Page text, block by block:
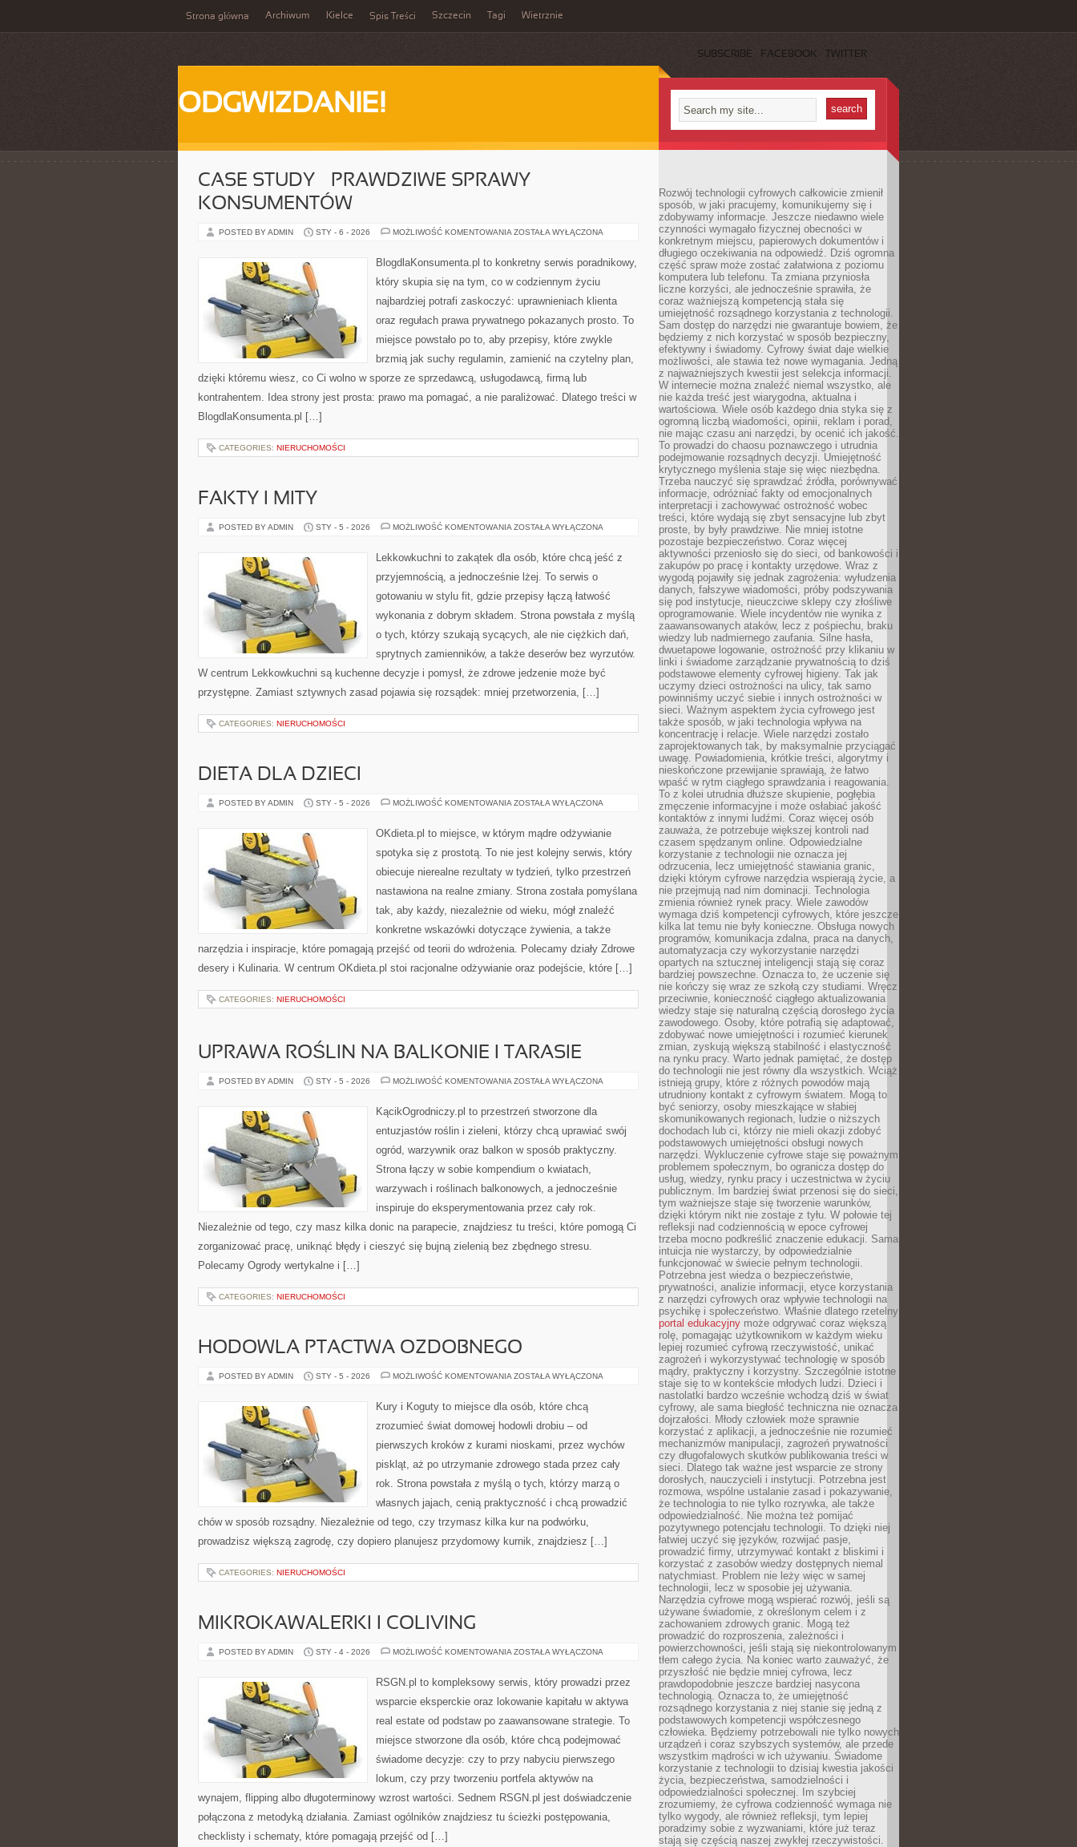
Strona główna Archiwum Kielce Spis Treści Szczecin Tagi Wietrznie
SUBSCRIBE FACEBOOK TWITTER
ODGWIZDANIE!
CASE STUDY – PRAWDZIWE SPRAWY
KONSUMENTÓW
POSTED BY ADMIN STY - 6 - 2026 MOŻLIWOŚĆ KOMENTOWANIA CASE
PRAWDZIWE
SPRAWY
ZOSTAŁA WYŁĄCZONA
BlogdlaKonsumenta.pl to konkretny serwis poradnikowy,
który skupia się na tym, co w codziennym życiu
najbardziej potrafi zaskoczyć: uprawnieniach klienta
oraz regułach prawa prywatnego pokazanych prosto. To
miejsce powstało po to, aby przepisy, które zwykle
brzmią jak suchy regulamin, zamienić na czytelny plan,
dzięki któremu wiesz, co Ci wolno w sporze ze sprzedawcą, usługodawcą, firmą lub
kontrahentem. Idea strony jest prosta: prawo ma pomagać, a nie paraliżować. Dlatego treści w
BlogdlaKonsumenta.pl […]
CATEGORIES: NIERUCHOMOŚCI
FAKTY I MITY
POSTED BY ADMIN STY - 5 - 2026 MOŻLIWOŚĆ KOMENTOWANIA FAKTY
ZOSTAŁA WYŁĄCZONA
Lekkowkuchni to zakątek dla osób, które chcą jeść z
przyjemnością, a jednocześnie lżej. To serwis o
gotowaniu w stylu fit, gdzie przepisy łączą łatwość
wykonania z dobrym składem. Strona powstała z myślą
o tych, którzy szukają sycących, ale nie ciężkich dań,
sprytnych zamienników, a także deserów bez wyrzutów.
W centrum Lekkowkuchni są kuchenne decyzje i pomysł, że zdrowe jedzenie może być
przystępne. Zamiast sztywnych zasad pojawia się rozsądek: mniej przetworzenia, […]
CATEGORIES: NIERUCHOMOŚCI
DIETA DLA DZIECI
POSTED BY ADMIN STY - 5 - 2026 MOŻLIWOŚĆ KOMENTOWANIA DIETA
ZOSTAŁA WYŁĄCZONA
OKdieta.pl to miejsce, w którym mądre odżywianie
spotyka się z prostotą. To nie jest kolejny serwis, który
obiecuje nierealne rezultaty w tydzień, tylko przestrzeń
nastawiona na realne zmiany. Strona została pomyślana
tak, aby każdy, niezależnie od wieku, mógł znaleźć
konkretne wskazówki dotyczące żywienia, a także
narzędzia i inspiracje, które pomagają przejść od teorii do wdrożenia. Polecamy działy Zdrowe
desery i Kulinaria. W centrum OKdieta.pl stoi racjonalne odżywianie oraz podejście, które […]
CATEGORIES: NIERUCHOMOŚCI
UPRAWA ROŚLIN NA BALKONIE I TARASIE
POSTED BY ADMIN STY - 5 - 2026 MOŻLIWOŚĆ KOMENTOWANIA UPRAWA
BALKONIE
I
ZOSTAŁA WYŁĄCZONA
KącikOgrodniczy.pl to przestrzeń stworzone dla
entuzjastów roślin i zieleni, którzy chcą uprawiać swój
ogród, warzywnik oraz balkon w sposób praktyczny.
Strona łączy w sobie kompendium o kwiatach,
warzywach i roślinach balkonowych, a jednocześnie
inspiruje do eksperymentowania przez cały rok.
Niezależnie od tego, czy masz kilka donic na parapecie, znajdziesz tu treści, które pomogą Ci
zorganizować pracę, uniknąć błędy i cieszyć się bujną zielenią bez zbędnego stresu.
Polecamy Ogrody wertykalne i […]
CATEGORIES: NIERUCHOMOŚCI
HODOWLA PTACTWA OZDOBNEGO
POSTED BY ADMIN STY - 5 - 2026 MOŻLIWOŚĆ KOMENTOWANIA HODOWLA
ZOSTAŁA WYŁĄCZONA
Kury i Koguty to miejsce dla osób, które chcą
zrozumieć świat domowej hodowli drobiu – od
pierwszych kroków z kurami nioskami, przez wychów
piskląt, aż po utrzymanie zdrowego stada przez cały
rok. Strona powstała z myślą o tych, którzy marzą o
własnych jajach, cenią praktyczność i chcą prowadzić
chów w sposób rozsądny. Niezależnie od tego, czy trzymasz kilka kur na podwórku,
prowadzisz większą zagrodę, czy dopiero planujesz przydomowy kurnik, znajdziesz […]
CATEGORIES: NIERUCHOMOŚCI
MIKROKAWALERKI I COLIVING
POSTED BY ADMIN STY - 4 - 2026 MOŻLIWOŚĆ KOMENTOWANIA MIKROKAWALERKI
ZOSTAŁA WYŁĄCZONA
RSGN.pl to kompleksowy serwis, który prowadzi przez
wsparcie eksperckie oraz lokowanie kapitału w aktywa
real estate od podstaw po zaawansowane strategie. To
miejsce stworzone dla osób, które chcą podejmować
świadome decyzje: czy to przy nabyciu pierwszego
lokum, czy przy tworzeniu portfela aktywów na
wynajem, flipping albo długoterminowy wzrost wartości. Sednem RSGN.pl jest doświadczenie
połączona z metodyką działania. Zamiast ogólników znajdziesz tu ścieżki postępowania,
checklisty i schematy, które pomagają przejść od […]
Rozwój technologii cyfrowych całkowicie zmienił
sposób, w jaki pracujemy, komunikujemy się i
zdobywamy informacje. Jeszcze niedawno wiele
czynności wymagało fizycznej obecności w
konkretnym miejscu, papierowych dokumentów i
długiego oczekiwania na odpowiedź. Dziś ogromna
część spraw może zostać załatwiona z poziomu
komputera lub telefonu. Ta zmiana przyniosła
liczne korzyści, ale jednocześnie sprawiła, że
coraz ważniejszą kompetencją stała się
umiejętność rozsądnego korzystania z technologii.
Sam dostęp do narzędzi nie gwarantuje bowiem, że
będziemy z nich korzystać w sposób bezpieczny,
efektywny i świadomy. Cyfrowy świat daje wielkie
możliwości, ale stawia też nowe wymagania. Jedną
z najważniejszych kwestii jest selekcja informacji.
W internecie można znaleźć niemal wszystko, ale
nie każda treść jest wiarygodna, aktualna i
wartościowa. Wiele osób każdego dnia styka się z
ogromną liczbą wiadomości, opinii, reklam i porad,
nie mając czasu ani narzędzi, by ocenić ich jakość.
To prowadzi do chaosu poznawczego i utrudnia
podejmowanie rozsądnych decyzji. Umiejętność
krytycznego myślenia staje się więc niezbędna.
Trzeba nauczyć się sprawdzać źródła, porównywać
informacje, odróżniać fakty od emocjonalnych
interpretacji i zachowywać ostrożność wobec
treści, które wydają się zbyt sensacyjne lub zbyt
proste, by były prawdziwe. Nie mniej istotne
pozostaje bezpieczeństwo. Coraz więcej
aktywności przeniosło się do sieci, od bankowości i
zakupów po pracę i kontakty urzędowe. Wraz z
wygodą pojawiły się jednak zagrożenia: wyłudzenia
danych, fałszywe wiadomości, próby podszywania
się pod instytucje, nieuczciwe sklepy czy złośliwe
oprogramowanie. Wiele incydentów nie wynika z
zaawansowanych ataków, lecz z pośpiechu, braku
wiedzy lub nadmiernego zaufania. Silne hasła,
dwuetapowe logowanie, ostrożność przy klikaniu w
linki i świadome zarządzanie prywatnością to dziś
podstawowe elementy cyfrowej higieny. Tak jak
uczymy dzieci ostrożności na ulicy, tak samo
powinniśmy uczyć siebie i innych ostrożności w
sieci. Ważnym aspektem życia cyfrowego jest
także sposób, w jaki technologia wpływa na
koncentrację i relacje. Wiele narzędzi zostało
zaprojektowanych tak, by maksymalnie przyciągać
uwagę. Powiadomienia, krótkie treści, algorytmy i
nieskończone przewijanie sprawiają, że łatwo
wpaść w rytm ciągłego sprawdzania i reagowania.
To z kolei utrudnia dłuższe skupienie, pogłębia
zmęczenie informacyjne i może osłabiać jakość
kontaktów z innymi ludźmi. Coraz więcej osób
zauważa, że potrzebuje większej kontroli nad
czasem spędzanym online. Odpowiedzialne
korzystanie z technologii nie oznacza jej
odrzucenia, lecz umiejętność stawiania granic,
dzięki którym cyfrowe narzędzia wspierają życie, a
nie przejmują nad nim dominacji. Technologia
zmienia również rynek pracy. Wiele zawodów
wymaga dziś kompetencji cyfrowych, które jeszcze
kilka lat temu nie były konieczne. Obsługa nowych
programów, komunikacja zdalna, praca na danych,
automatyzacja czy wykorzystanie narzędzi
opartych na sztucznej inteligencji stają się coraz
bardziej powszechne. Oznacza to, że uczenie się
nie kończy się wraz ze szkołą czy studiami. Wręcz
przeciwnie, konieczność ciągłego aktualizowania
wiedzy staje się naturalną częścią dorosłego życia
zawodowego. Osoby, które potrafią się adaptować,
zdobywać nowe umiejętności i rozumieć kierunek
zmian, zyskują większą stabilność i elastyczność
na rynku pracy. Warto jednak pamiętać, że dostęp
do technologii nie jest równy dla wszystkich. Wciąż
istnieją grupy, które z różnych powodów mają
utrudniony kontakt z cyfrowym światem. Mogą to
być seniorzy, osoby mieszkające w słabiej
skomunikowanych regionach, ludzie o niższych
dochodach lub ci, którzy nie mieli okazji zdobyć
podstawowych umiejętności obsługi nowych
narzędzi. Wykluczenie cyfrowe staje się poważnym
problemem społecznym, bo ogranicza dostęp do
usług, wiedzy, rynku pracy i uczestnictwa w życiu
publicznym. Im bardziej świat przenosi się do sieci,
tym ważniejsze staje się tworzenie warunków,
dzięki którym nikt nie zostaje z tyłu. W połowie tej
refleksji nad codziennością w epoce cyfrowej
trzeba mocno podkreślić znaczenie edukacji. Sama
intuicja nie wystarczy, by odpowiedzialnie
funkcjonować w świecie pełnym technologii.
Potrzebna jest wiedza o bezpieczeństwie,
prywatności, analizie informacji, etyce korzystania
z narzędzi cyfrowych oraz wpływie technologii na
psychikę i społeczeństwo. Właśnie dlatego rzetelny
portal edukacyjny może odgrywać coraz większą
rolę, pomagając użytkownikom w każdym wieku
lepiej rozumieć cyfrową rzeczywistość, unikać
zagrożeń i wykorzystywać technologię w sposób
mądry, praktyczny i korzystny. Szczególnie istotne
staje się to w kontekście młodych ludzi. Dzieci i
nastolatki bardzo wcześnie wchodzą dziś w świat
cyfrowy, ale sama biegłość techniczna nie oznacza
dojrzałości. Młody człowiek może sprawnie
korzystać z aplikacji, a jednocześnie nie rozumieć
mechanizmów manipulacji, zagrożeń prywatności
czy długofalowych skutków publikowania treści w
sieci. Dlatego tak ważne jest wsparcie ze strony
dorosłych, nauczycieli i instytucji. Potrzebna jest
rozmowa, wspólne ustalanie zasad i pokazywanie,
że technologia to nie tylko rozrywka, ale także
odpowiedzialność. Nie można też pomijać
pozytywnego potencjału technologii. To dzięki niej
łatwiej uczyć się języków, rozwijać pasje,
prowadzić firmy, utrzymywać kontakt z bliskimi i
korzystać z zasobów wiedzy dostępnych niemal
natychmiast. Problem nie leży więc w samej
technologii, lecz w sposobie jej używania.
Narzędzia cyfrowe mogą wspierać rozwój, jeśli są
używane świadomie, z określonym celem i z
zachowaniem zdrowych granic. Mogą też
prowadzić do rozproszenia, zależności i
powierzchowności, jeśli stają się niekontrolowanym
tłem całego życia. Na koniec warto zauważyć, że
przyszłość nie będzie mniej cyfrowa, lecz
prawdopodobnie jeszcze bardziej nasycona
technologią. Oznacza to, że umiejętność
rozsądnego korzystania z niej stanie się jedną z
podstawowych kompetencji współczesnego
człowieka. Będziemy potrzebowali nie tylko nowych
urządzeń i coraz szybszych systemów, ale przede
wszystkim mądrości w ich używaniu. Świadome
korzystanie z technologii to dzisiaj kwestia jakości
życia, bezpieczeństwa, samodzielności i
odpowiedzialności społecznej. Im szybciej
zrozumiemy, że cyfrowa codzienność wymaga nie
tylko wygody, ale również refleksji, tym lepiej
poradzimy sobie z wyzwaniami, które już teraz
stają się częścią naszej zwykłej rzeczywistości.